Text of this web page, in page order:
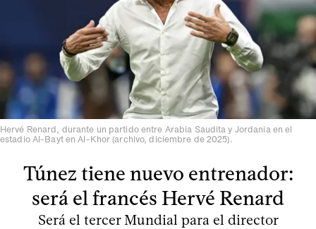
Hervé Renard, durante un partido entre Arabia Saudita y Jordania en el
estadio Al-Bayt en Al-Khor (archivo, diciembre de 2025).
Túnez tiene nuevo entrenador:
será el francés Hervé Renard
Será el tercer Mundial para el director